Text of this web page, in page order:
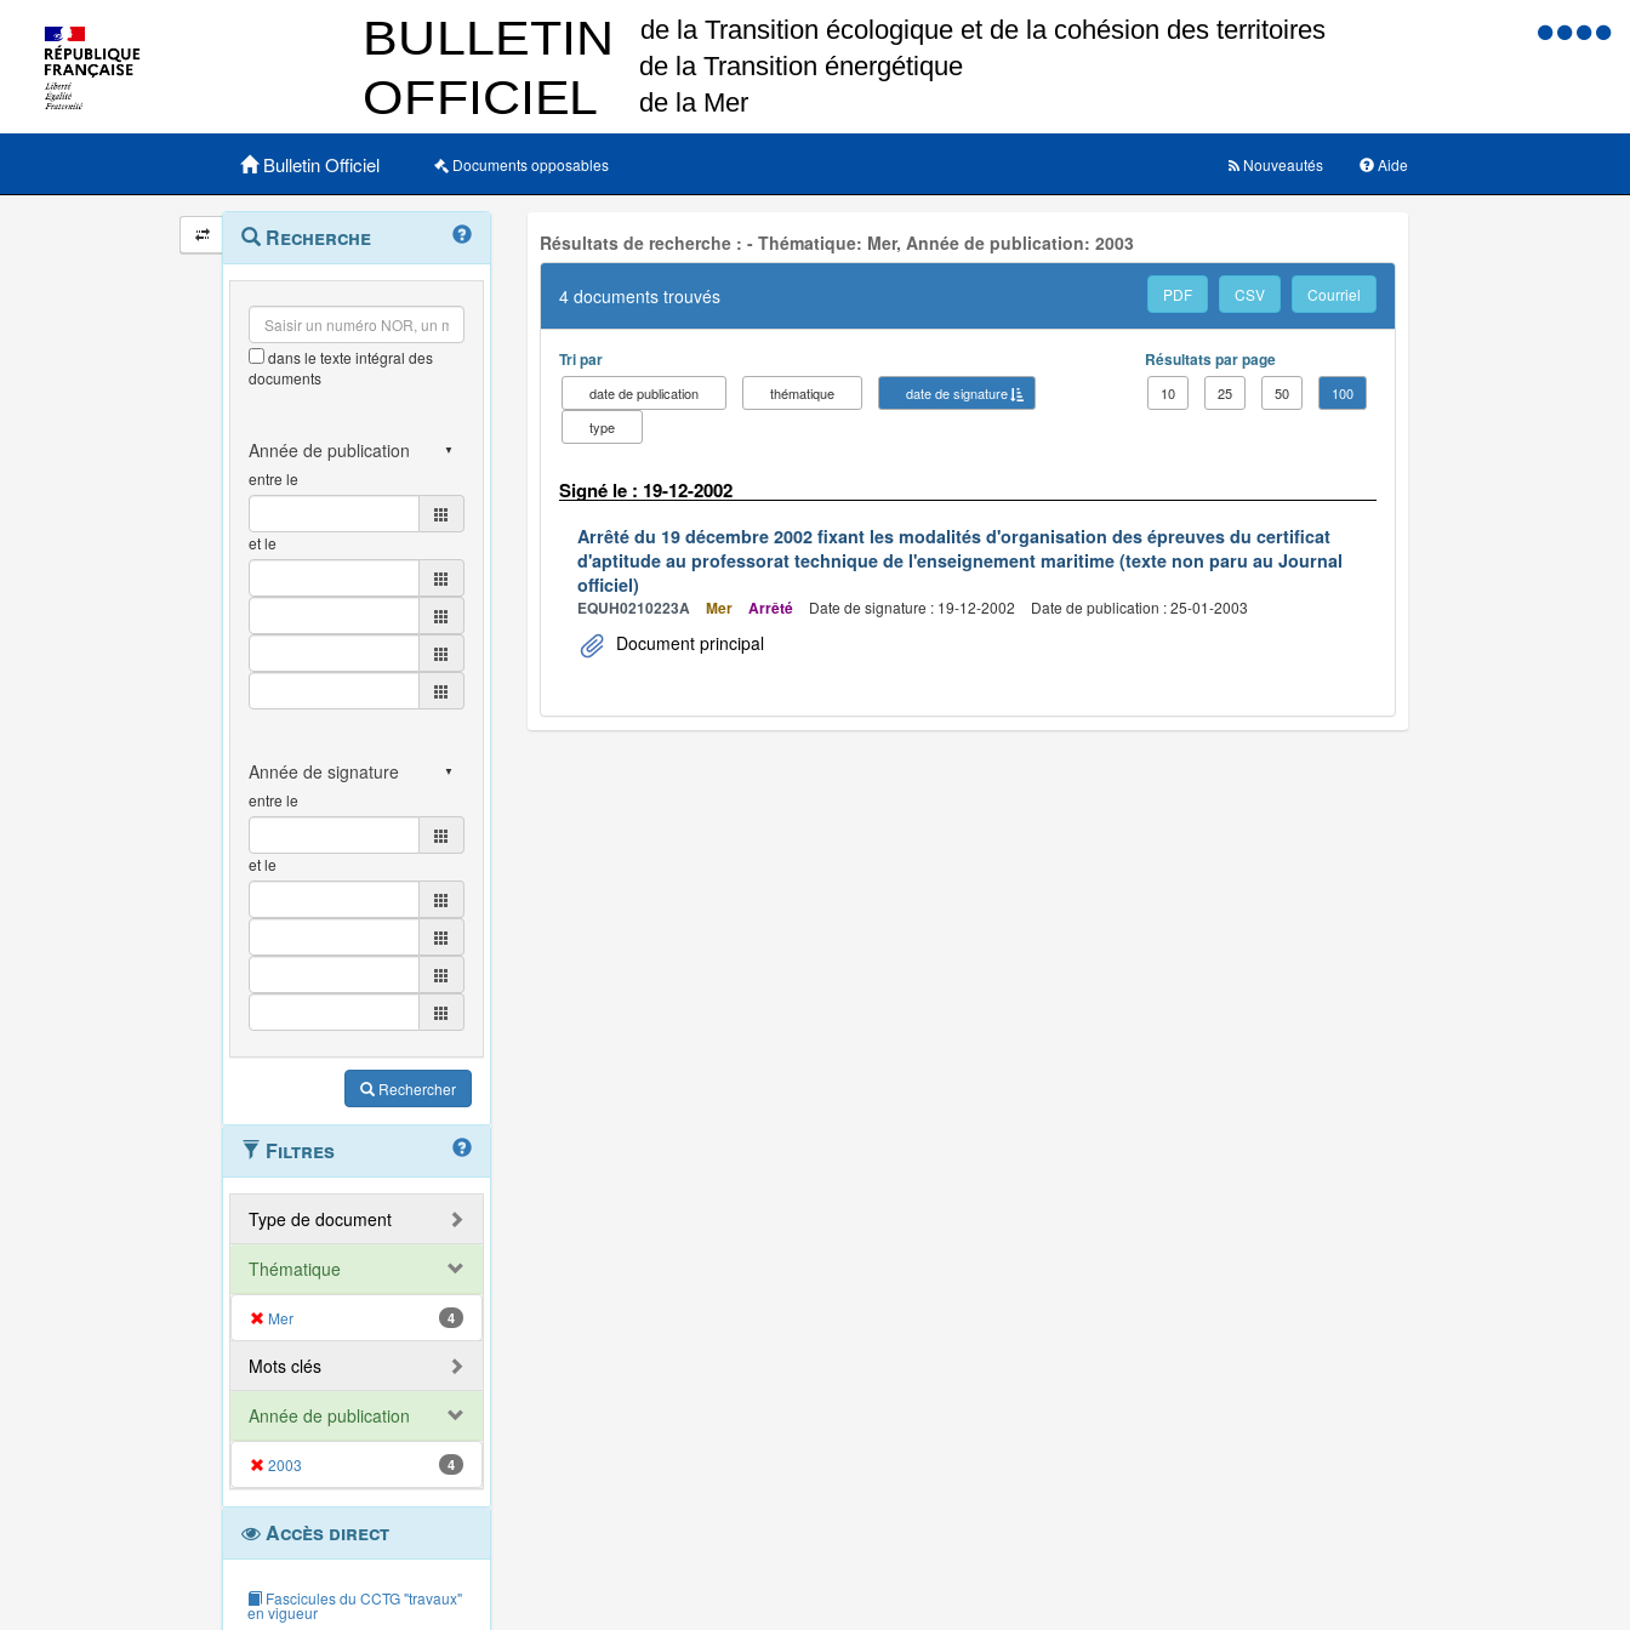
Menu
Menu principal
Bulletin Officiel Documents opposables Aide
Nouveautés
Navigation
et
outils
annexes
Menu
contextuel
Recherche
dans le texte intégral des
documents
entre le
et le
entre le
et le
Rechercher
Filtres
Type de document
Thématique
Mer 4
Mots clés
Année de publication
2003 4
Accès direct
Fascicules du CCTG "travaux"
en vigueur
Résultats de recherche : - Thématique: Mer, Année de publication: 2003
4 documents trouvés PDF CSV Courriel
Tri par
date de publication thématique
date de signature
type
Résultats par page
10 25 50 100
Signé le : 19-12-2002
Arrêté du 19 décembre 2002 fixant les modalités d'organisation des épreuves du certificat
d'aptitude au professorat technique de l'enseignement maritime (texte non paru au Journal
officiel)
EQUH0210223A Mer Arrêté Date de signature : 19-12-2002 Date de publication : 25-01-2003
Document principal